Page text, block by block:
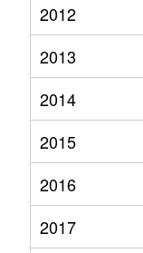
2012
2013
2014
2015
2016
2017